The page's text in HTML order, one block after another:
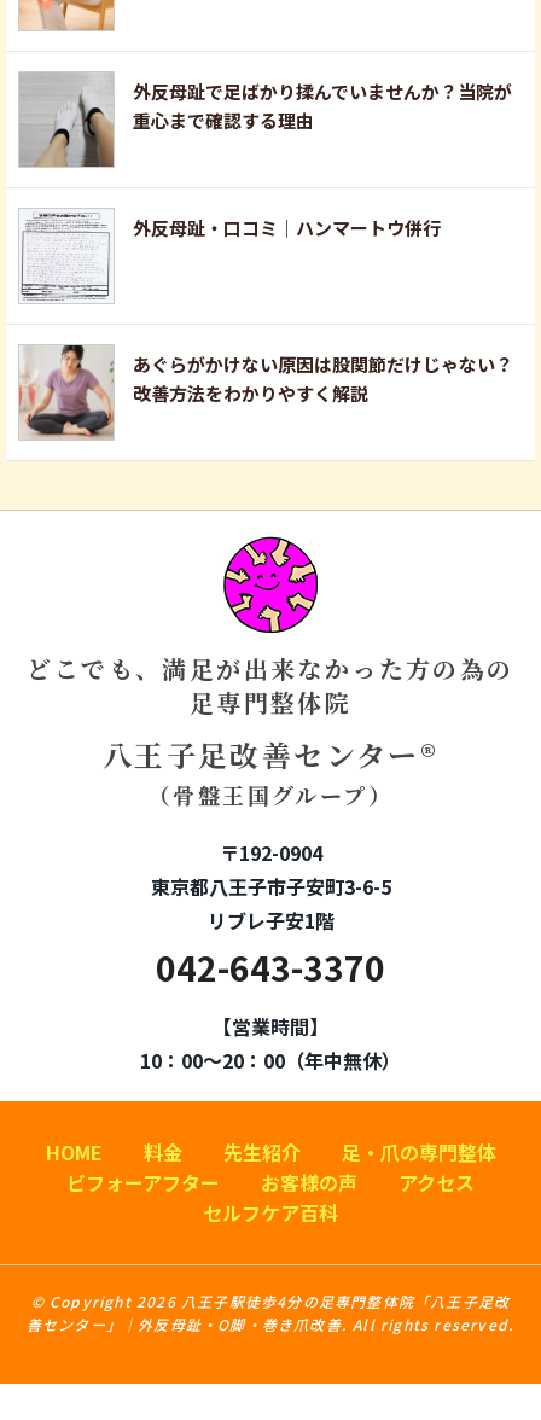
外反母趾で足ばかり揉んでいませんか？当院が
重心まで確認する理由
外反母趾・口コミ｜ハンマートウ併行
あぐらがかけない原因は股関節だけじゃない？
改善方法をわかりやすく解説
どこでも、満足が出来なかった方の為の
足専門整体院
八王子足改善センター®
（骨盤王国グループ）
〒192-0904
東京都八王子市子安町3-6-5
リブレ子安1階
042-643-3370
【営業時間】
10：00～20：00（年中無休）
HOME 料金 先生紹介
足・爪の専門整体
ビフォーアフター
お客様の声
アクセス
セルフケア百科
© Copyright 2026 八王子駅徒歩4分の足専門整体院「八王子足改
善センター」｜外反母趾・O脚・巻き爪改善. All rights reserved.